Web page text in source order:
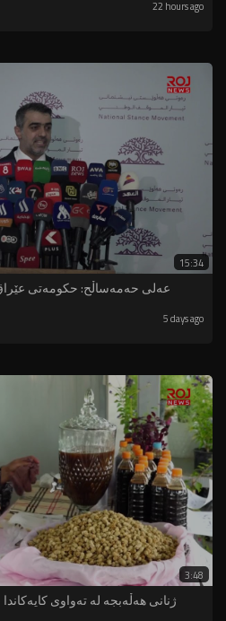
22 hours ago
15:34
عەلی حەمەساڵح: حکومەتی
5 days ago
3:48
ژنانى هه‌ڵه‌بجه‌ له ‌ته‌واوى